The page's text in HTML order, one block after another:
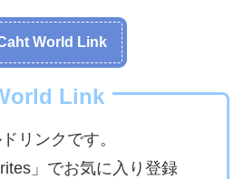
World Link
Link
リンクです。
」でお気に入り登録